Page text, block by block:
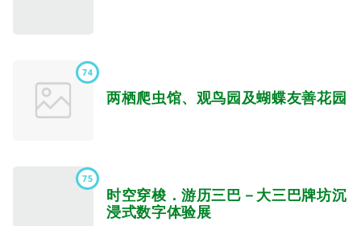
74
两栖爬虫馆、观鸟园及蝴蝶友善花园
75
时空穿梭．游历三巴－大三巴牌坊沉
浸式数字体验展